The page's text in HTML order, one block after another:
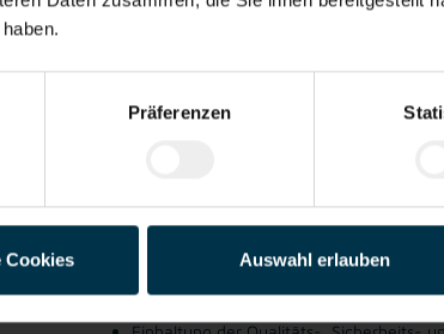
Präferenzen
Cookies Auswahl erlauben
Qualitätskontrolle der produzierten
Transport von Materialien und